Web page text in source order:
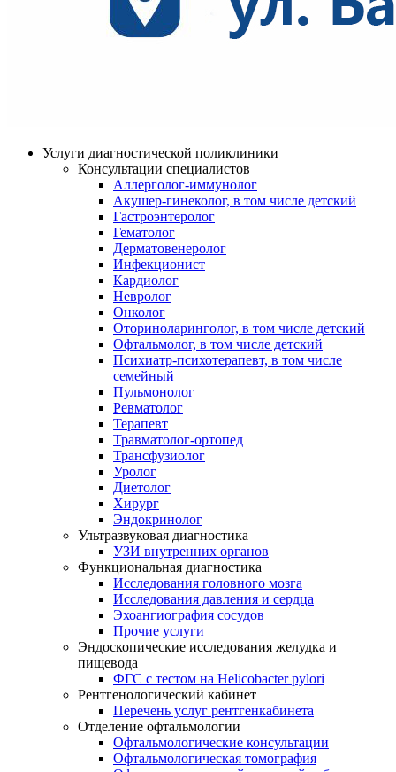
Услуги диагностической поликлиники
Консультации специалистов
Аллерголог-иммунолог
Акушер-гинеколог, в том числе детский
Гастроэнтеролог
Гематолог
Дерматовенеролог
Инфекционист
Кардиолог
Невролог
Онколог
Оториноларинголог, в том числе детский
Офтальмолог, в том числе детский
Психиатр-психотерапевт, в том числе
семейный
Пульмонолог
Ревматолог
Терапевт
Травматолог-ортопед
Трансфузиолог
Уролог
Диетолог
Хирург
Эндокринолог
Ультразвуковая диагностика
УЗИ внутренних органов
Функциональная диагностика
Исследования головного мозга
Исследования давления и сердца
Эхоангиография сосудов
Прочие услуги
Эндоскопические исследования желудка и
пищевода
ФГС c тестом на Helicobacter pylori
Рентгенологический кабинет
Перечень услуг рентгенкабинета
Отделение офтальмологии
Офтальмологические консультации
Офтальмологическая томография